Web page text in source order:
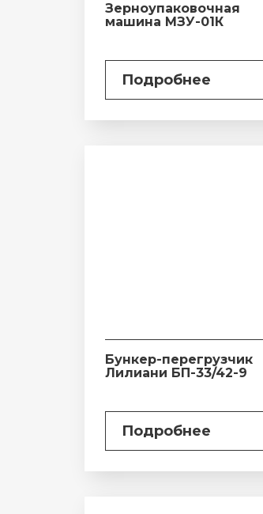
Зерноупаковочная
машина МЗУ-01К
Подробнее
Бункер-перегрузчик
Лилиани БП-33/42-9
Подробнее